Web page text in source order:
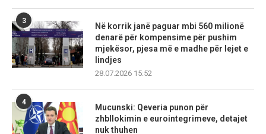
3
Në korrik janë paguar mbi 560 milionë
denarë për kompensime për pushim
mjekësor, pjesa më e madhe për lejet e
lindjes
28.07.2026 15:52
4
Mucunski: Qeveria punon për
zhbllokimin e eurointegrimeve, detajet
nuk thuhen